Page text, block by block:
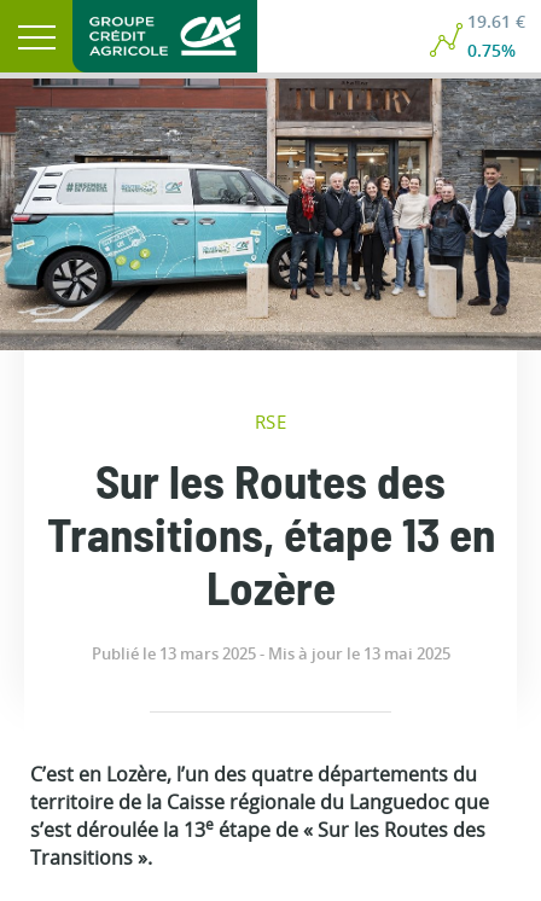
19.61 €
0.75%
RSE
Sur les Routes des
Transitions, étape 13 en
Lozère
Publié le 13 mars 2025 - Mis à jour le 13 mai 2025
C’est en Lozère, l’un des quatre départements du
territoire de la Caisse régionale du Languedoc que
s’est déroulée la 13e étape de « Sur les Routes des
Transitions ».